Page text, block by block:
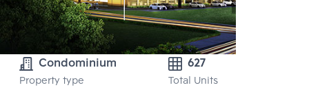
Condominium
Property type
627
Total Units